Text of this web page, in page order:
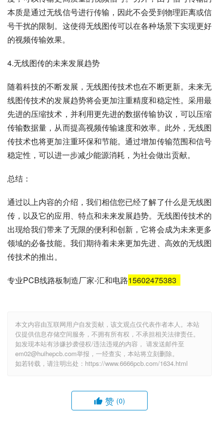
本质是通过无线信号进行传输，因此不会受到物理距离或信
号干扰的限制。这使得无线图传可以在各种场景下实现更好
的视频传输效果。
4.无线图传的未来发展趋势
随着科技的不断发展，无线图传技术也在不断更新。未来无
线图传技术的发展趋势将会更加注重精度和稳定性。采用最
先进的压缩技术，并利用更先进的数据传输协议，可以压缩
传输数据量，从而提高视频传输速度和效率。此外，无线图
传技术也将更加注重环保和节能。通过增加传输范围和信号
稳定性，可以进一步减少能源消耗，为社会做出贡献。
总结：
通过以上内容的介绍，我们相信您已经了解了什么是无线图
传，以及它的应用、特点和未来发展趋势。无线图传技术的
出现给我们带来了无限的便利和创新，它将会成为未来更多
领域的必备技能。我们期待着未来更加先进、高效的无线图
传技术的推出。
专业PCB线路板制造厂家-汇和电路15602475383
本文内容由互联网用户自发贡献，该文观点仅代表作者本人。本站
仅提供信息存储空间服务，不拥有所有权，不承担相关法律责任。
如发现本站有涉嫌抄袭侵权/违法违规的内容， 请发送邮件至
em02@huihepcb.com举报，一经查实，本站将立刻删除。
如若转载，请注明出处：https://www.6666pcb.com/1634.html
赞 (0)